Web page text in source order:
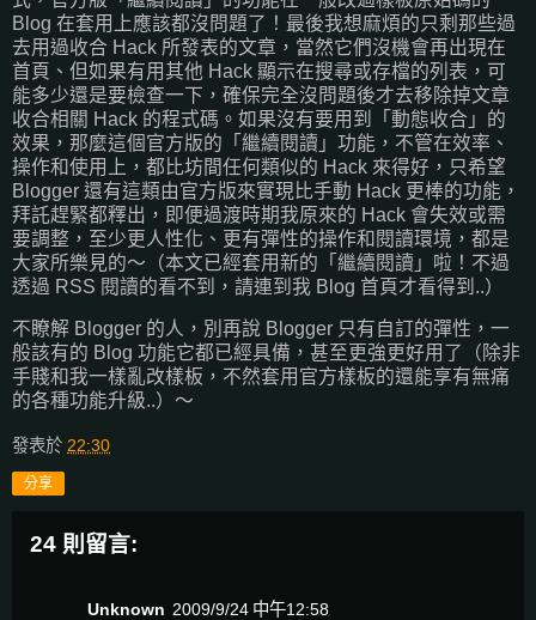
Blog 在套用上應該都沒問題了！最後我想麻煩的只剩那些過
去用過收合 Hack 所發表的文章，當然它們沒機會再出現在
首頁、但如果有用其他 Hack 顯示在搜尋或存檔的列表，可
能多少還是要檢查一下，確保完全沒問題後才去移除掉文章
收合相關 Hack 的程式碼。如果沒有要用到「動態收合」的
效果，那麼這個官方版的「繼續閱讀」功能，不管在效率、
操作和使用上，都比坊間任何類似的 Hack 來得好，只希望
Blogger 還有這類由官方版來實現比手動 Hack 更棒的功能，
拜託趕緊都釋出，即便過渡時期我原來的 Hack 會失效或需
要調整，至少更人性化、更有彈性的操作和閱讀環境，都是
大家所樂見的～（本文已經套用新的「繼續閱讀」啦！不過
透過 RSS 閱讀的看不到，請連到我 Blog 首頁才看得到..）
不瞭解 Blogger 的人，別再說 Blogger 只有自訂的彈性，一
般該有的 Blog 功能它都已經具備，甚至更強更好用了（除非
手賤和我一樣亂改樣板，不然套用官方樣板的還能享有無痛
的各種功能升級..）～
發表於 22:30
分享
24 則留言:
Unknown 2009/9/24 中午12:58